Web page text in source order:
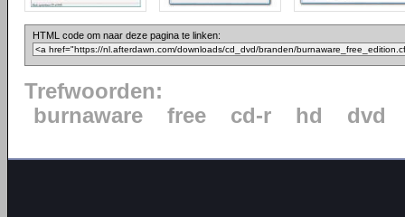
HTML code om naar deze pagina te linken:
Trefwoorden:
burnaware
free cd-r hd dvd